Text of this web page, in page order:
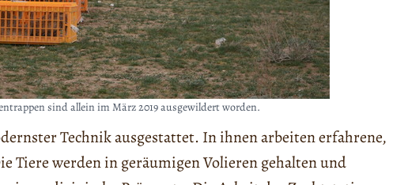
sind allein im März 2019 ausgewildert worden.
Technik ausgestattet. In ihnen arbeiten erfahrene,
Tiere werden in geräumigen Volieren gehalten und